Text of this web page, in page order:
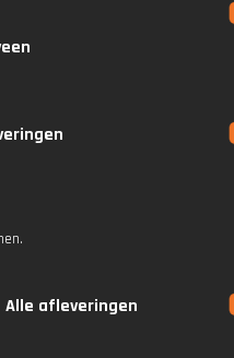
Alle afleveringen